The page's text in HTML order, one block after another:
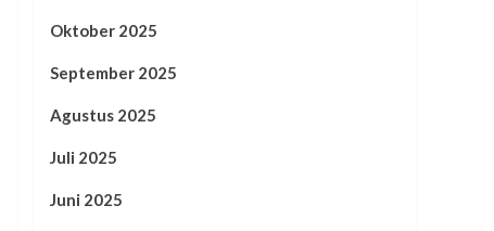
Oktober 2025
September 2025
Agustus 2025
Juli 2025
Juni 2025